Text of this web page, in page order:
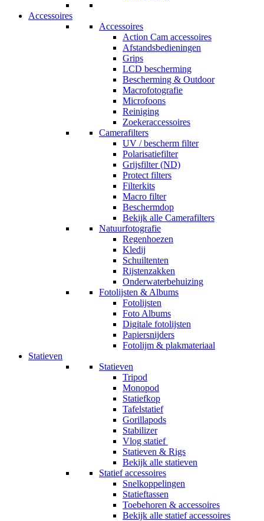
Accessoires
Accessoires
Action Cam accessoires
Afstandsbedieningen
Grips
LCD bescherming
Bescherming & Outdoor
Macrofotografie
Microfoons
Reiniging
Zoekeraccessoires
Camerafilters
UV / bescherm filter
Polarisatiefilter
Grijsfilter (ND)
Protect filters
Filterkits
Macro filter
Beschermdop
Bekijk alle Camerafilters
Natuurfotografie
Regenhoezen
Kledij
Schuiltenten
Rijstenzakken
Onderwaterbehuizing
Fotolijsten & Albums
Fotolijsten
Foto Albums
Digitale fotolijsten
Papiersnijders
Fotolijm & plakmateriaal
Statieven
Statieven
Tripod
Monopod
Statiefkop
Tafelstatief
Gorillapods
Stabilizer
Vlog statief
Statieven & Rigs
Bekijk alle statieven
Statief accessoires
Snelkoppelingen
Statieftassen
Toebehoren & accessoires
Bekijk alle statief accessoires